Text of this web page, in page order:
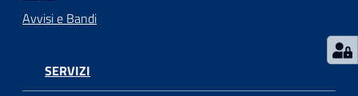
Avvisi e Bandi
SERVIZI